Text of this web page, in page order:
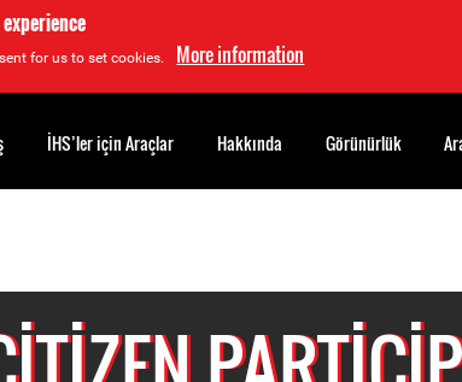
for us to set cookies. More information
İHS’ler için Araçlar Hakkında Görünürlük